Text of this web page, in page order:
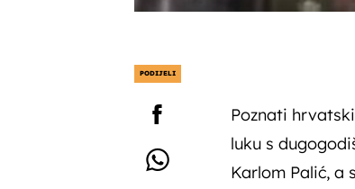
PODIJELI
Poznati
luku s
Karlom Palić, a